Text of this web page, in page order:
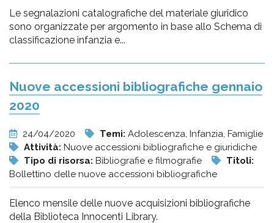
Le segnalazioni catalografiche del materiale giuridico
sono organizzate per argomento in base allo Schema di
classificazione infanzia e...
Nuove accessioni bibliografiche gennaio
2020
24/04/2020 Temi: Adolescenza, Infanzia, Famiglie
Attività: Nuove accessioni bibliografiche e giuridiche
Tipo di risorsa: Bibliografie e filmografie
Titoli:
Bollettino delle nuove accessioni bibliografiche
Elenco mensile delle nuove acquisizioni bibliografiche
della Biblioteca Innocenti Library.